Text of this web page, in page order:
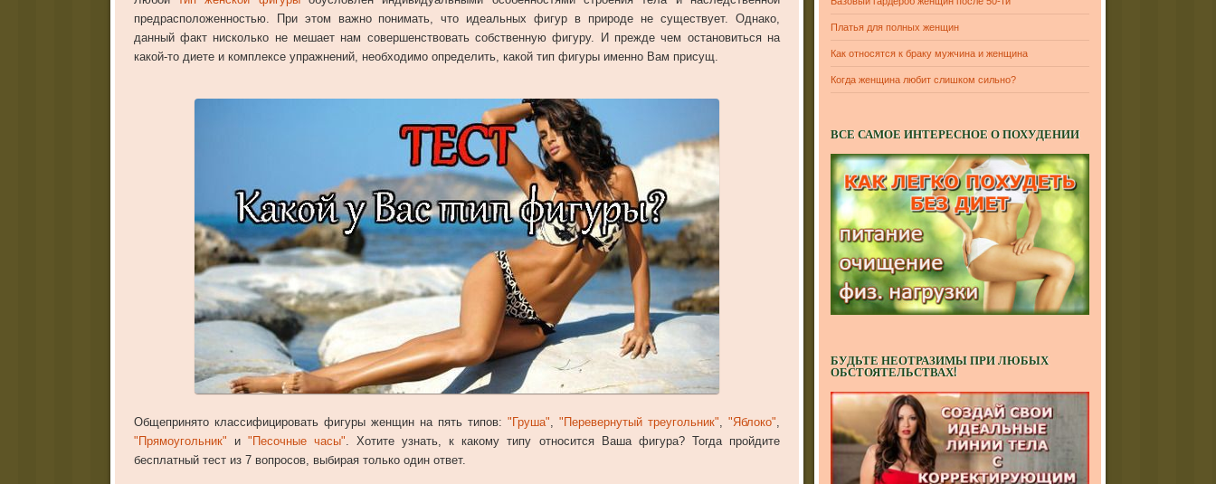
предрасположенностью. При этом важно понимать, что идеальных фигур в природе не существует. Однако,
данный факт нисколько не мешает нам совершенствовать собственную фигуру. И прежде чем остановиться на
какой-то диете и комплексе упражнений, необходимо определить, какой тип фигуры именно Вам присущ.
Общепринято классифицировать фигуры женщин на пять типов: "Груша" "Перевернутый треугольник" "Яблоко"
"Прямоугольник" и "Песочные часы" . Хотите узнать, к какому типу относится Ваша фигура? Тогда пройдите
бесплатный тест из 7 вопросов, выбирая только один ответ.
Платья для полных женщин
Как относятся к браку мужчина и женщина
Когда женщина любит слишком сильно?
ВСЕ САМОЕ ИНТЕРЕСНОЕ О ПОХУДЕНИИ
БУДЬТЕ НЕОТРАЗИМЫ ПРИ ЛЮБЫХ
ОБСТОЯТЕЛЬСТВАХ!